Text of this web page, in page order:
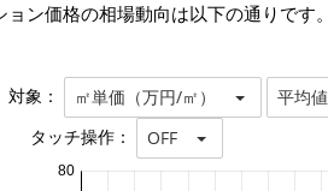
ョン価格の相場動向は以下の通りです。
対象： ㎡単価（万円/㎡） 平均値
タッチ操作： OFF
80